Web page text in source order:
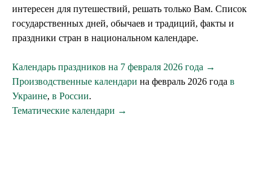
интересен для путешествий, решать только Вам. Список
государственных дней, обычаев и традиций, факты и
праздники стран в национальном календаре.
Календарь праздников на 7 февраля 2026 года →
Производственные календари на февраль 2026 года в
Украине, в России.
Тематические календари →